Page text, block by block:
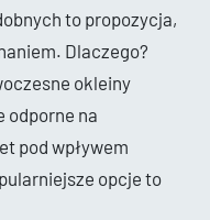
to propozycja,
Dlaczego?
okleiny
odporne na
pod wpływem
opcje to